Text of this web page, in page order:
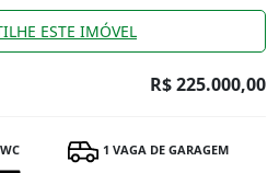
ESTE IMÓVEL
R$ 225.000,00
1 VAGA DE GARAGEM